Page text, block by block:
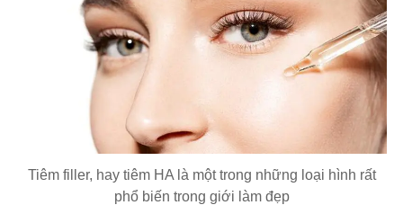
Tiêm filler, hay tiêm HA là một trong những loại hình rất
phổ biến trong giới làm đẹp